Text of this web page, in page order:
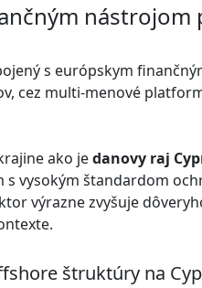
nástrojom
s európskym
cez multi-menové
ako jedanovy raj
vysokým štandardom
výrazne zvyšuje
štruktúry na